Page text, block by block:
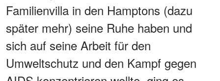
Familienvilla in den Hamptons (dazu
später mehr) seine Ruhe haben und
sich auf seine Arbeit für den
Umweltschutz und den Kampf gegen